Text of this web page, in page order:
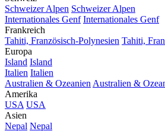
Schweizer Alpen Schweizer Alpen
Internationales Genf Internationales Genf
Frankreich
Tahiti, Französisch-Polynesien Tahiti,
Europa
Island Island
Italien Italien
Australien & Ozeanien Australien &
Amerika
USA USA
Asien
Nepal Nepal